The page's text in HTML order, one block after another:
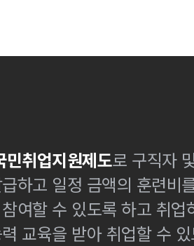
민취업지원제도로 구직자
하고 일정 금액의 훈련비
여할 수 있도록 하고 취
교육을 받아 취업할 수